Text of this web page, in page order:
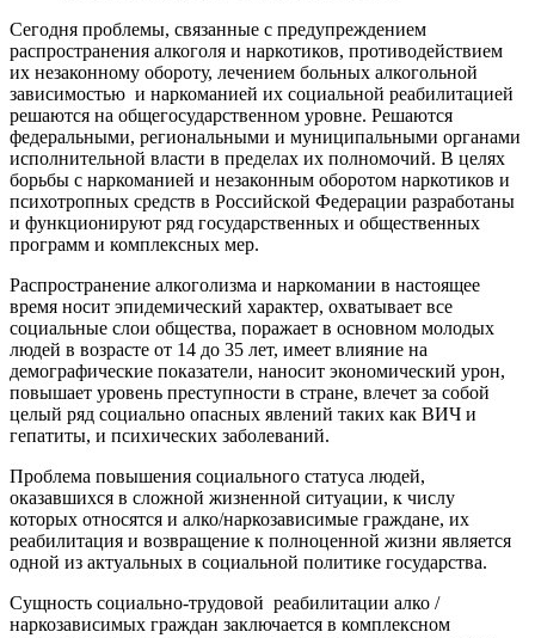
Сегодня проблемы, связанные с предупреждением
распространения алкоголя и наркотиков, противодействием
их незаконному обороту, лечением больных алкогольной
зависимостью и наркоманией их социальной реабилитацией
решаются на общегосударственном уровне. Решаются
федеральными, региональными и муниципальными органами
исполнительной власти в пределах их полномочий. В целях
борьбы с наркоманией и незаконным оборотом наркотиков и
психотропных средств в Российской Федерации разработаны
и функционируют ряд государственных и общественных
программ и комплексных мер.
Распространение алкоголизма и наркомании в настоящее
время носит эпидемический характер, охватывает все
социальные слои общества, поражает в основном молодых
людей в возрасте от 14 до 35 лет, имеет влияние на
демографические показатели, наносит экономический урон,
повышает уровень преступности в стране, влечет за собой
целый ряд социально опасных явлений таких как ВИЧ и
гепатиты, и психических заболеваний.
Проблема повышения социального статуса людей,
оказавшихся в сложной жизненной ситуации, к числу
которых относятся и алко/наркозависимые граждане, их
реабилитация и возвращение к полноценной жизни является
одной из актуальных в социальной политике государства.
Сущность социально-трудовой реабилитации алко /
наркозависимых граждан заключается в комплексном